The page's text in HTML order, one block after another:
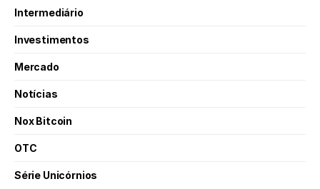
Intermediário
Investimentos
Mercado
Notícias
Nox Bitcoin
OTC
Série Unicórnios